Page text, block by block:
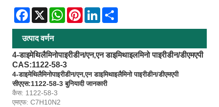
Facebook
X WhatsAppPinterestLinkedIn
उत्पाद वर्णन
4-डाइमेथिलैमिनोपाइरीडीन/एन,एन डाइमिथाइलमिनो पाइरीडीन/डीएमएपी
CAS:1122-58-3
4-डाइमेथिलैमिनोपाइरीडीन/एन,एन डाइमिथाइलैमिनो पाइरीडीन/डीएमएपी
सीएएस:1122-58-3 बुनियादी जानकारी
कैस: 1122-58-3
एमएफ: C7H10N2